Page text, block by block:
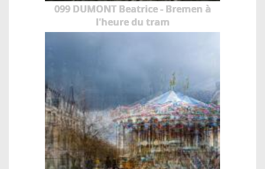
099 DUMONT Beatrice - Bremen à
l'heure du tram